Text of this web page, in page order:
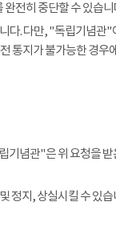
전히 중단할 수 있습니
다. 다만, "독립기념관"
통지가 불가능한 경우
념관"은 위 요청을 받
정지, 상실시킬 수 있습